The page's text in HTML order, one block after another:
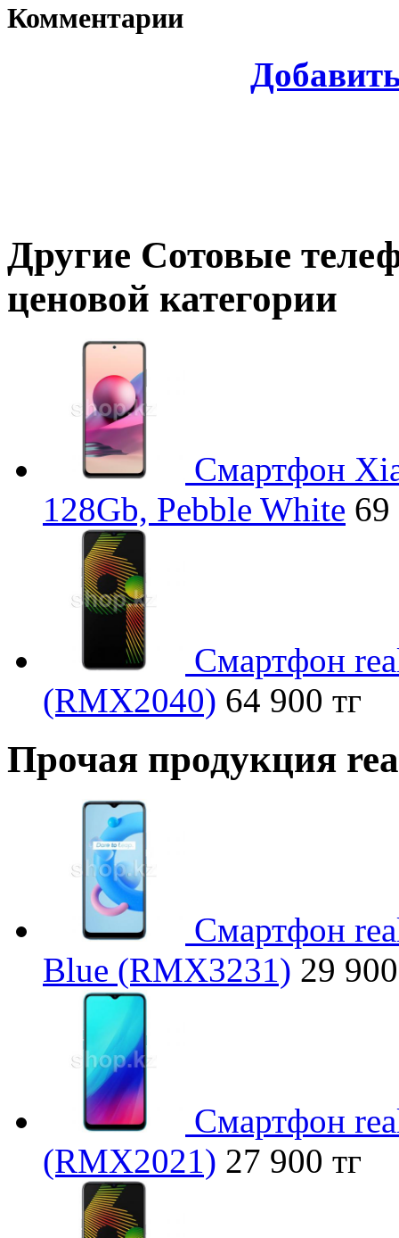
Комментарии
Другие Сотовые
ценовой категории
Смартфон
128Gb, Pebble White 69
Смартфон
(RMX2040) 64 900 тг
Прочая продукция
Смартфон
Blue (RMX3231) 29
Смартфон
(RMX2021) 27 900 тг